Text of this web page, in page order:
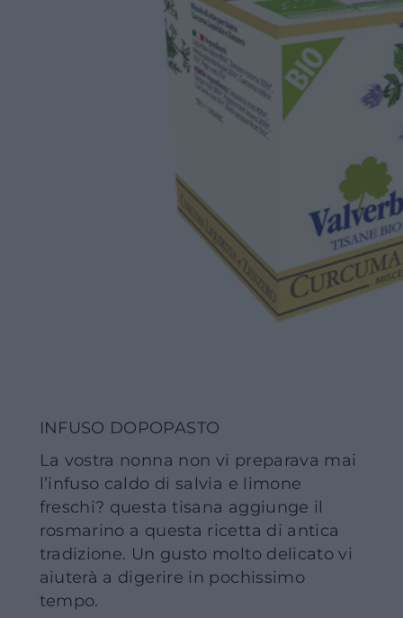
INFUSO DOPOPASTO
La vostra nonna non vi preparava mai
l’infuso caldo di salvia e limone
freschi? questa tisana aggiunge il
rosmarino a questa ricetta di antica
tradizione. Un gusto molto delicato vi
aiuterà a digerire in pochissimo
tempo.